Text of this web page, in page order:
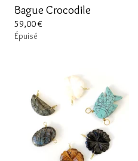
Bague Crocodile
59,00€
Épuisé